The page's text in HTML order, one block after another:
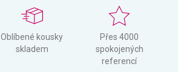
Oblíbené kousky
skladem
Přes 4000
spokojených
referencí